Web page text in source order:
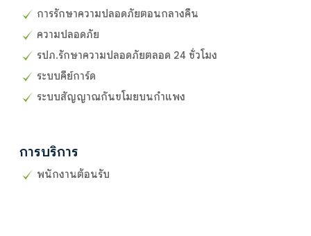
การรักษาความปลอดภัยตอนกลางคืน
ความปลอดภัย
รปภ.รักษาความปลอดภัยตลอด 24 ชั่วโมง
ระบบคีย์การ์ด
ระบบสัญญาณกันขโมยบนกำแพง
การบริการ
พนักงานต้อนรับ